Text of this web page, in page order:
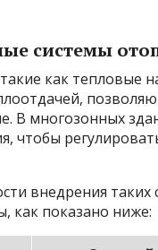
системы
как тепловые
В многозонных
чтобы
внедрения таких
как показано ниже: